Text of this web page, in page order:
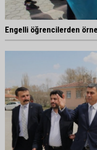
Engelli öğrencilerden